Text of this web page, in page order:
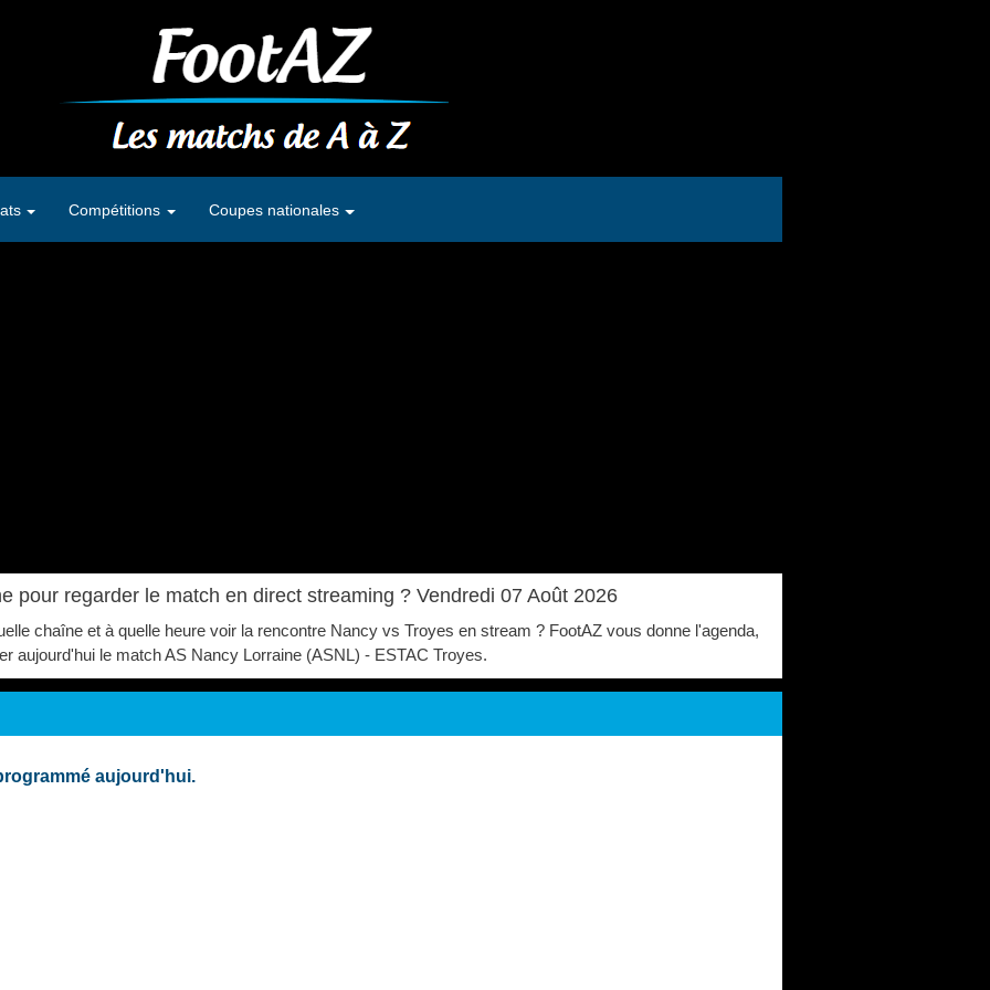
pour regarder le match en direct streaming ? Vendredi 07 Août 2026
chaîne et à quelle heure voir la rencontre Nancy vs Troyes en stream ? FootAZ vous donne l'agenda,
aujourd'hui le match AS Nancy Lorraine (ASNL) - ESTAC Troyes.
aujourd'hui.
Compétitions Coupes nationales